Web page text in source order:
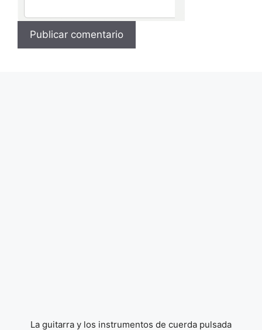
La guitarra y los instrumentos de cuerda pulsada